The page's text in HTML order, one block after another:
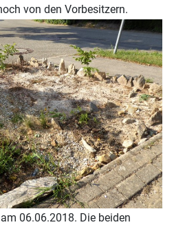
von den Vorbesitzern.
06.06.2018. Die beiden